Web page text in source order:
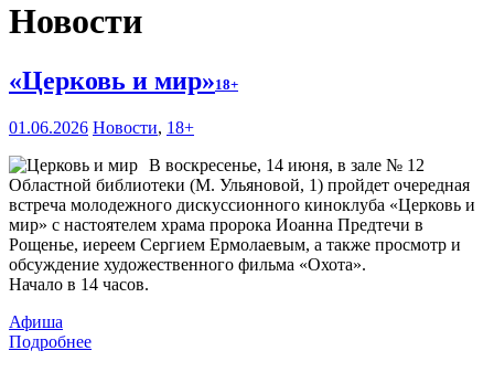
Новости
«Церковь и мир»18+
01.06.2026 Новости, 18+
В воскресенье, 14 июня, в зале № 12
Областной библиотеки (М. Ульяновой, 1) пройдет очередная
встреча молодежного дискуссионного киноклуба «Церковь и
мир» с настоятелем храма пророка Иоанна Предтечи в
Рощенье, иереем Сергием Ермолаевым, а также просмотр и
обсуждение художественного фильма «Охота».
Начало в 14 часов.
Афиша
Подробнее